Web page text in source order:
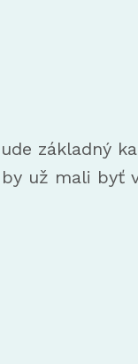
základný
už mali byť